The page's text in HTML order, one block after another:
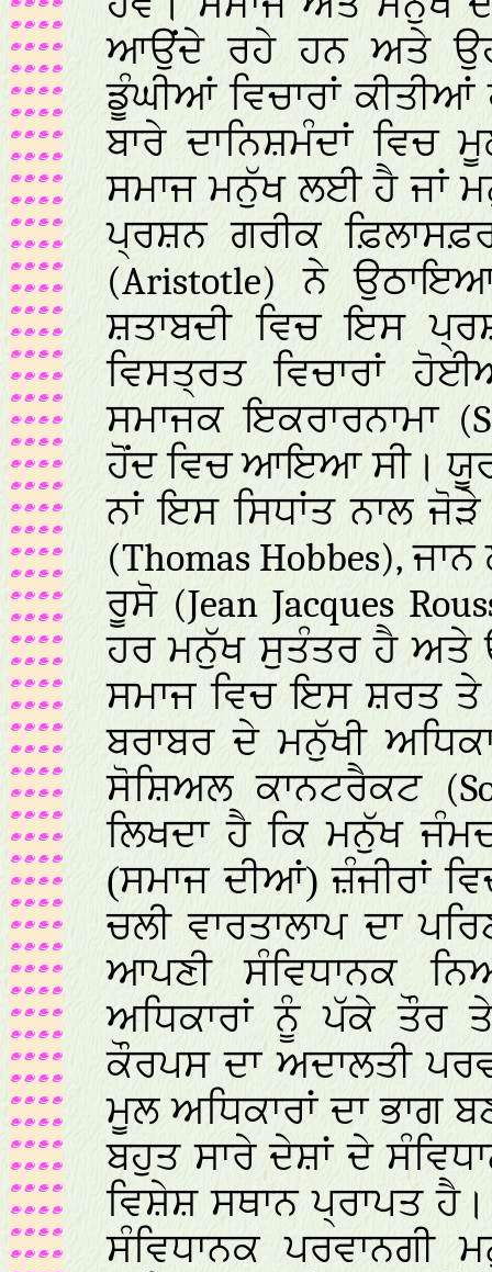
ਆਉਂਦੇ ਰਹੇ ਹਨ ਅਤੇ
ਡੂੰਘੀਆਂ ਵਿਚਾਰਾਂ
ਬਾਰੇ ਦਾਨਿਸ਼ਮੰਦਾਂ ਵਿਚ
ਸਮਾਜ ਮਨੁੱਖ ਲਈ ਹੈ ਜਾਂ
ਪ੍ਰਸ਼ਨ ਗਰੀਕ
(Aristotle) ਨੇ
ਸ਼ਤਾਬਦੀ ਵਿਚ ਇਸ
ਵਿਸਤ੍ਰਤ ਵਿਚਾਰਾਂ
ਸਮਾਜਕ ਇਕਰਾਰਨਾਮਾ
ਹੋਂਦ ਵਿਚ ਆਇਆ ਸੀ।
ਨਾਂ ਇਸ ਸਿਧਾਂਤ ਨਾਲ
(Thomas Hobbes), ਜਾਨ
ਰੂਸੋ (Jean Jacques
ਹਰ ਮਨੁੱਖ ਸੁਤੰਤਰ ਹੈ ਅਤੇ
ਸਮਾਜ ਵਿਚ ਇਸ ਸ਼ਰਤ ਤੇ
ਬਰਾਬਰ ਦੇ ਮਨੁੱਖੀ
ਸੋਸ਼ਿਅਲ ਕਾਨਟਰੈਕਟ
ਲਿਖਦਾ ਹੈ ਕਿ ਮਨੁੱਖ
(ਸਮਾਜ ਦੀਆਂ) ਜ਼ੰਜੀਰਾਂ
ਚਲੀ ਵਾਰਤਾਲਾਪ ਦਾ
ਆਪਣੀ ਸੰਵਿਧਾਨਕ
ਅਧਿਕਾਰਾਂ ਨੂੰ ਪੱਕੇ ਤੌਰ
ਕੌਰਪਸ ਦਾ ਅਦਾਲਤੀ
ਮੂਲ ਅਧਿਕਾਰਾਂ ਦਾ ਭਾਗ
ਬਹੁਤ ਸਾਰੇ ਦੇਸ਼ਾਂ ਦੇ
ਵਿਸ਼ੇਸ਼ ਸਥਾਨ ਪ੍ਰਾਪਤ
ਸੰਵਿਧਾਨਕ ਪਰਵਾਨਗੀ